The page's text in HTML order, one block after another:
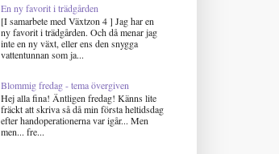
En ny favorit i trädgården
[I samarbete med Växtzon 4 ] Jag har en
ny favorit i trädgården. Och då menar jag
inte en ny växt, eller ens den snygga
vattentunnan som ja...
Blommig fredag - tema övergiven
Hej alla fina! Äntligen fredag! Känns lite
fräckt att skriva så då min första heltidsdag
efter handoperationerna var igår... Men
men... fre...